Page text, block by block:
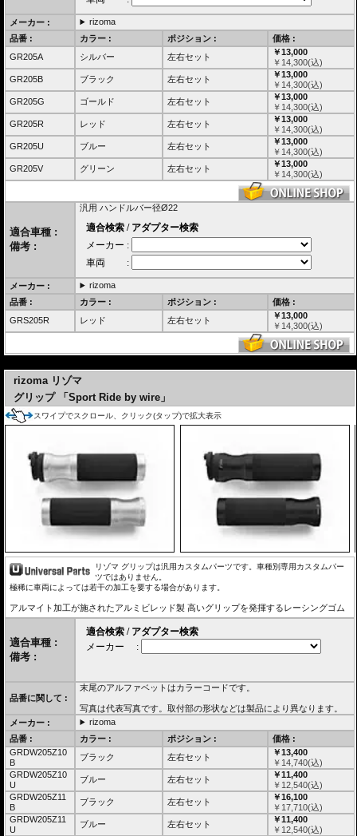
メーカー :
rizoma
品番 :
カラー : ポジション :
価格 :
GR205A
シルバー 左右セット
￥13,000
￥ 14,300(込)
GR205B
ブラック 左右セット
￥13,000
￥ 14,300(込)
GR205G
ゴールド 左右セット
￥13,000
￥ 14,300(込)
GR205R
レッド 左右セット
￥13,000
￥ 14,300(込)
GR205U
ブルー 左右セット
￥13,000
￥ 14,300(込)
GR205V
グリーン 左右セット
￥13,000
￥ 14,300(込)
適合車種 :
備考 :
汎用 ハンドルバー径Ø22
メーカー :
rizoma
品番 :
カラー : ポジション :
価格 :
GRS205R
レッド 左右セット
￥13,000
￥ 14,300(込)
rizoma リゾマ
グリップ 「Sport Ride by wire」
スワイプでスクロール、クリック(タップ)で拡大表示
リゾマ グリップは汎用カスタムパーツです。車種別専用カスタムパー
ツではありません。
極稀に車両によっては若干の加工を要する場合があります。
アルマイト加工が施されたアルミビレッド製 高いグリップを発揮するレーシングゴム
適合車種 :
備考 :
品番に関して :
末尾のアルファベットはカラーコードです。
写真は代表写真です。取付部の形状などは製品により異なります。
メーカー :
rizoma
品番 :
カラー : ポジション :
価格 :
GRDW205Z10
B
ブラック 左右セット
￥13,400
￥ 14,740(込)
GRDW205Z10
U
ブルー 左右セット
￥11,400
￥ 12,540(込)
GRDW205Z11
B
ブラック 左右セット
￥16,100
￥ 17,710(込)
GRDW205Z11
U
ブルー 左右セット
￥11,400
￥ 12,540(込)